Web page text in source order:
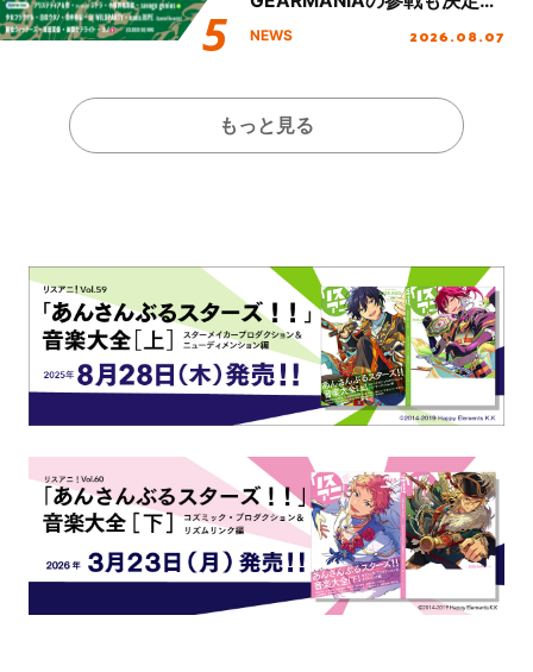
し、初となる第3ステージの
NEWS 2026.08.07
もっと見る